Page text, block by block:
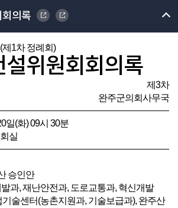
의록
1차 정례회)
설위원회회의록
제3차
완주군의회사무국
일(화) 09시 30분
실
승인안
과, 재난안전과, 도로교통과, 혁신개발
술센터(농촌지원과, 기술보급과), 완주산